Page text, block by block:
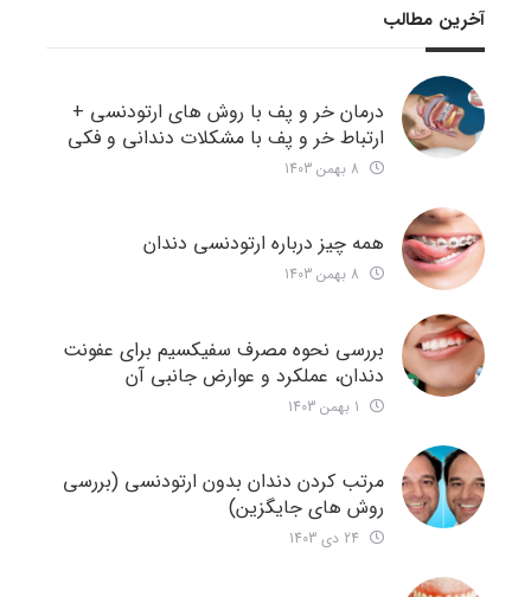
آخرین مطالب
درمان خر و پف با روش های ارتودنسی +
ارتباط خر و پف با مشکلات دندانی و فکی
همه چیز درباره ارتودنسی دندان
بررسی نحوه مصرف سفیکسیم برای عفونت
دندان، عملکرد و عوارض جانبی آن
مرتب کردن دندان بدون ارتودنسی (بررسی
روش های جایگزین)